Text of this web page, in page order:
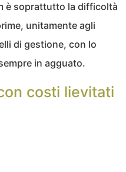
è soprattutto la difficoltà
unitamente agli
di gestione, con lo
in agguato.
costi lievitati